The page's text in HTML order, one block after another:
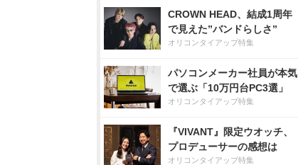
CROWN HEAD、結成1周年
で見えた”バンドらしさ”
オリコンタイアップ特集
パソコンメーカー社員が本気
で選ぶ「10万円台PC3選」
オリコンタイアップ特集
『VIVANT』限定ウオッチ、
プロデューサーの感想は
オリコンタイアップ特集